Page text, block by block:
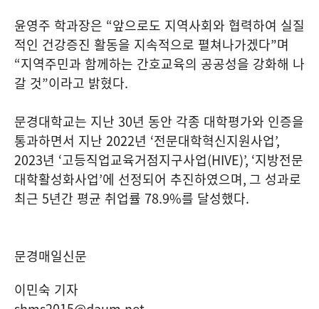
윤영주 학과장은 “앞으로도 지역사회와 협력하여 실질
적인 건강증진 활동을 지속적으로 펼쳐나가겠다”며
“지역주민과 함께하는 간호교육의 공공성을 강화해 나
갈 것”이라고 밝혔다.
문경대학교는 지난 30년 동안 각종 대학평가와 인증을
통과하면서 지난 2022년 ‘전문대학혁신지원사업’,
2023년 ‘고등직업교육거점지구사업(HIVE)’, ‘지방전문
대학활성화사업’에 선정되어 추진하였으며, 그 성과로
최근 5년간 평균 취업률 78.9%를 달성했다.
문경매일신문
이민숙 기자